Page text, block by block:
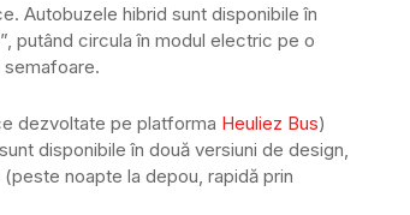
Autobuzele hibrid sunt disponibile în
putând circula în modul electric pe o
semafoare.
dezvoltate pe platforma Heuliez Bus)
disponibile în două versiuni de design,
noapte la depou, rapidă prin